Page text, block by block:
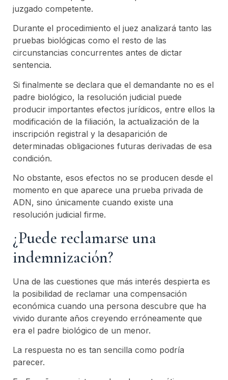
juzgado competente.
Durante el procedimiento el juez analizará tanto las
pruebas biológicas como el resto de las
circunstancias concurrentes antes de dictar
sentencia.
Si finalmente se declara que el demandante no es el
padre biológico, la resolución judicial puede
producir importantes efectos jurídicos, entre ellos la
modificación de la filiación, la actualización de la
inscripción registral y la desaparición de
determinadas obligaciones futuras derivadas de esa
condición.
No obstante, esos efectos no se producen desde el
momento en que aparece una prueba privada de
ADN, sino únicamente cuando existe una
resolución judicial firme.
¿Puede reclamarse una
indemnización?
Una de las cuestiones que más interés despierta es
la posibilidad de reclamar una compensación
económica cuando una persona descubre que ha
vivido durante años creyendo erróneamente que
era el padre biológico de un menor.
La respuesta no es tan sencilla como podría
parecer.